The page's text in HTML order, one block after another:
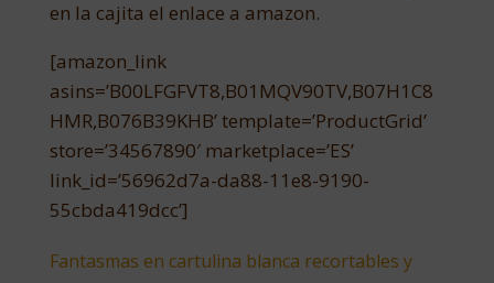
en la cajita el enlace a amazon.
[amazon_link
asins=’B00LFGFVT8,B01MQV90TV,B07H1C8
HMR,B076B39KHB’ template=’ProductGrid’
store=’34567890′ marketplace=’ES’
link_id=’56962d7a-da88-11e8-9190-
55cbda419dcc’]
Fantasmas en cartulina blanca recortables y